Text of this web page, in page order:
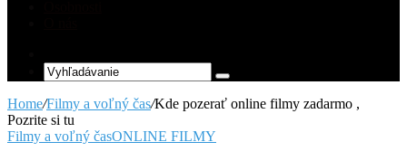
Article
Vyhľadávanie
Home/Filmy a voľný čas/Kde pozerať online filmy zadarmo ,
Pozrite si tu
Filmy a voľný časONLINE FILMY